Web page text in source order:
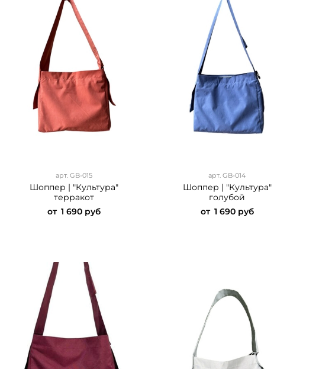
арт.GB-015
Шоппер | "Культура"
терракот
от 1 690 руб
арт.GB-014
Шоппер | "Культура"
голубой
от 1 690 руб